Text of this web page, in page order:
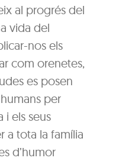
al progrés del
vida del
nos els
com orenetes,
es posen
per
i els seus
a tota la família
d’humor